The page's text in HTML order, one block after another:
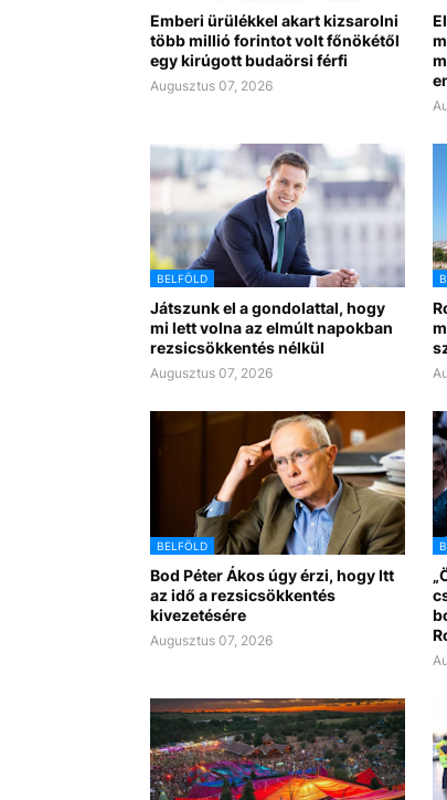
Emberi ürülékkel akart kizsarolni
több millió forintot volt főnökétől
egy kirúgott budaörsi férfi
Augusztus 07, 2026
BELFÖLD
Játszunk el a gondolattal, hogy
mi lett volna az elmúlt napokban
rezsicsökkentés nélkül
Augusztus 07, 2026
BELFÖLD
Bod Péter Ákos úgy érzi, hogy Itt
az idő a rezsicsökkentés
kivezetésére
Augusztus 07, 2026